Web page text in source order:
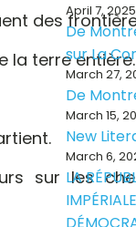
des
la terre entière.
sur les
April 7, 2025
De
sur La
March 27,
De
March 15,
New
March 6,
LA